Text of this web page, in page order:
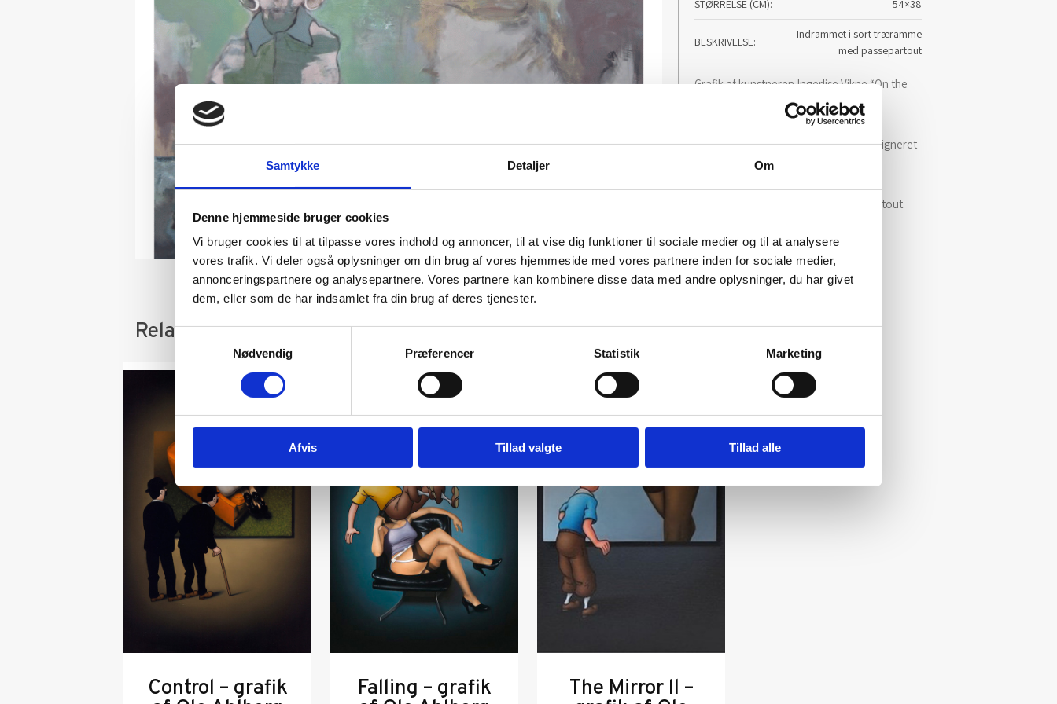
Samtykke Detaljer Om
Denne hjemmeside bruger cookies
Vi bruger cookies til at tilpasse vores indhold og annoncer, til at vise dig funktioner til sociale medier og til at analysere
vores trafik. Vi deler også oplysninger om din brug af vores hjemmeside med vores partnere inden for sociale medier,
annonceringspartnere og analysepartnere. Vores partnere kan kombinere disse data med andre oplysninger, du har givet
dem, eller som de har indsamlet fra din brug af deres tjenester.
Nødvendig
Præferencer Statistik Marketing
Afvis Tillad valgte Tillad alle
STØRRELSE (CM) 54×38
BESKRIVELSE
Indrammet i sort træramme
med passepartout
Grafik af kunstneren Ingerlise Vikne “On the
Værket er trykt i begrænset oplag og signeret
af kunstneren.
Indrammet i sort ramme med passepartout.
Relaterede varer
Control – grafik Falling – grafik The Mirror ll –